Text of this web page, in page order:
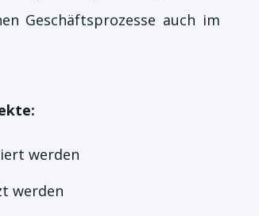
Geschäftsprozesse auch im
werden
werden